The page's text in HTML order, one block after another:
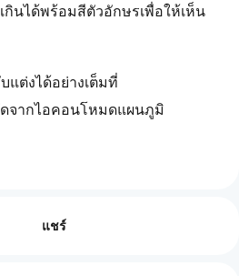
กินได้พร้อมสีตัวอักษรเพื่อให้เห็น
แต่งได้อย่างเต็มที่
จากไอคอนโหมดแผนภูมิ
าที่ยอดเยี่ยม ผมใช้ RSI ในหลาย
แชร์